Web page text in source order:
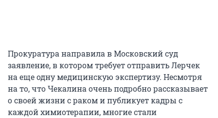
Прокуратура направила в Московский суд
заявление, в котором требует отправить Лерчек
на еще одну медицинскую экспертизу. Несмотря
на то, что Чекалина очень подробно рассказывает
о своей жизни с раком и публикует кадры с
каждой химиотерапии, многие стали